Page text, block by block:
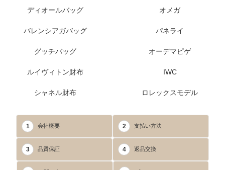
ディオールバッグ
バレンシアガバッグ
グッチバッグ
ルイヴィトン財布
シャネル財布
オメガ
パネライ
オーデマピゲ
IWC
ロレックスモデル
1 会社概要 2 支払い方法
3 品質保証 4 返品交換